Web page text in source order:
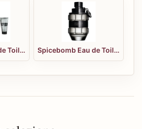
Spicebomb Eau de Toilette 50 spray Gift Set* Spicebomb Eau de Toilette 90 spray